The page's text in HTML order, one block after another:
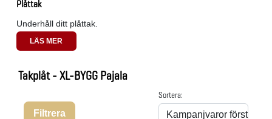
Plåttak
Underhåll ditt plåttak.
LÄS MER
Takplåt - XL-BYGG Pajala
Filtrera
Sortera: